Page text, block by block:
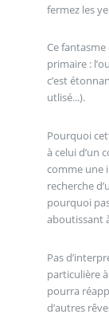
fermez les
Ce
primaire :
c’est
utlisé...).
Pourquoi
à celui d’un
comme une
recherche
pourquoi
aboutissant
Pas
particulière
pourra
d’autres